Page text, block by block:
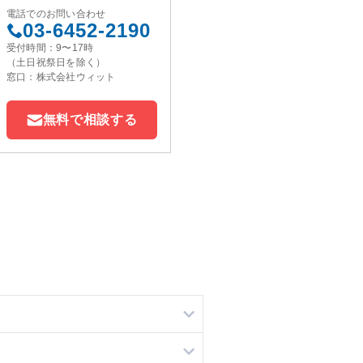
電話でのお問い合わせ
03-6452-2190
受付時間：9〜17時
（土日祝祭日を除く）
窓口：株式会社ウィット
無料で相談する